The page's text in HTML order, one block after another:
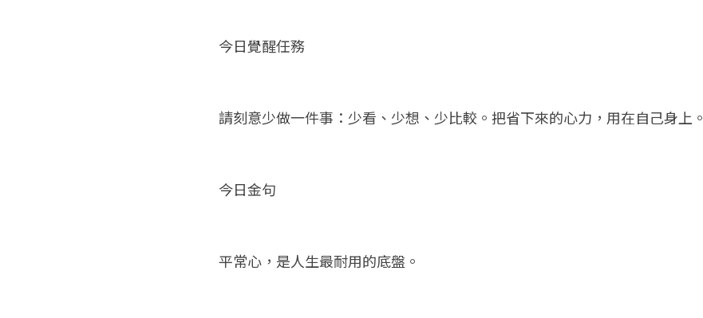
今日覺醒任務
請刻意少做一件事：少看、少想、少比較。把省下來的心力，用在自己身上。
今日金句
平常心，是人生最耐用的底盤。